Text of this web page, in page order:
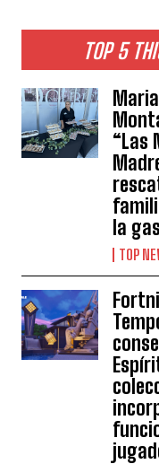
TOP 5
“Las
la
TOP